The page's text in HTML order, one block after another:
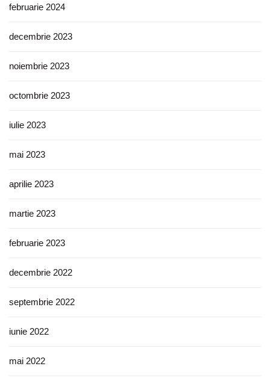
februarie 2024
decembrie 2023
noiembrie 2023
octombrie 2023
iulie 2023
mai 2023
aprilie 2023
martie 2023
februarie 2023
decembrie 2022
septembrie 2022
iunie 2022
mai 2022